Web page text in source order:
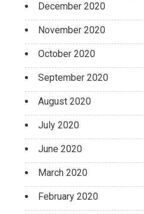
December 2020
November 2020
October 2020
September 2020
August 2020
July 2020
June 2020
March 2020
February 2020